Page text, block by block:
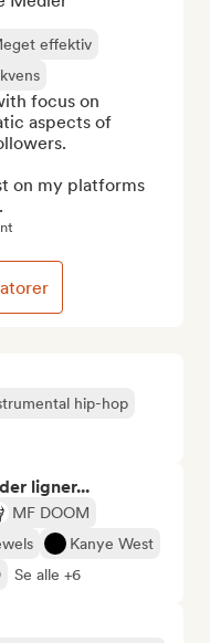
hip-hop
ligner...
MF DOOM
Kanye West
Se alle +6
effektiv
focus on
aspects of
on my platforms